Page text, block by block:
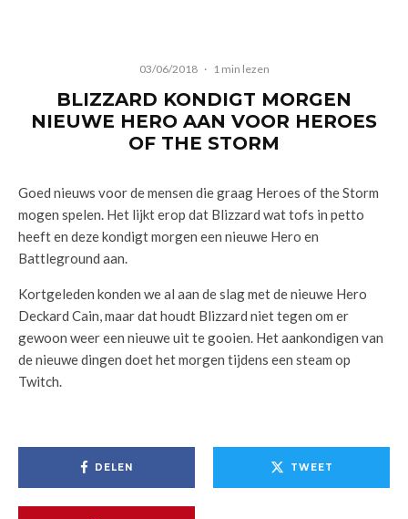
03/06/2018 · 1 min lezen
BLIZZARD KONDIGT MORGEN
NIEUWE HERO AAN VOOR HEROES
OF THE STORM
Goed nieuws voor de mensen die graag Heroes of the Storm
mogen spelen. Het lijkt erop dat Blizzard wat tofs in petto
heeft en deze kondigt morgen een nieuwe Hero en
Battleground aan.
Kortgeleden konden we al aan de slag met de nieuwe Hero
Deckard Cain, maar dat houdt Blizzard niet tegen om er
gewoon weer een nieuwe uit te gooien. Het aankondigen van
de nieuwe dingen doet het morgen tijdens een steam op
Twitch.
DELEN TWEET